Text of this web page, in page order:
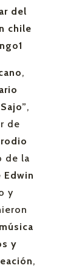
del
chile
,
,
de
de la
Edwin
y
y
,